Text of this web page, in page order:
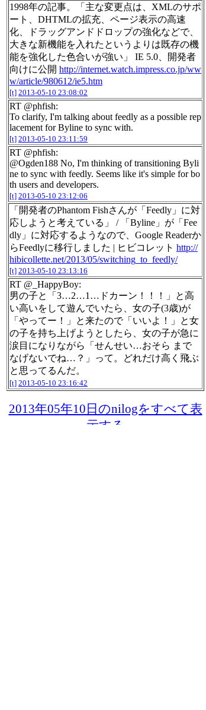
1998年の記事。「主な変更点は、XMLのサポ
ート、DHTMLの拡充、ページ表示の高速
化、ドラッグアンドドロップの強化などで、
大きな新機能を入れたというよりは既存の機
能を強化した色合いが強い」 IE 5.0、開発者
向けに公開 http://internet.watch.impress.co.jp/ww
w/article/980612/ie5.htm
[t] 2013-05-10 23:08:02
RT @phfish:
To clarify, I'm talking about feedly as a possible rep
lacement for Byline to sync with.
[t] 2013-05-10 23:11:59
RT @phfish:
@Ogden188 No, I'm thinking of transitioning Byli
ne to sync with feedly. Seems like it's simple for bo
th users and developers.
[t] 2013-05-10 23:12:06
「開発者のPhantom Fishさんが「Feedly」に対
応しようと考えている」 / 「Byline」が「Fee
dly」に対応するようなので、Google Readerか
らFeedlyに移行しました | ヒビコレット http://
hibicollette.net/2013/05/switching_to_feedly/
[t] 2013-05-10 23:13:16
RT @_HappyBoy:
男の子と「3…2…1…ドカーン！！！」と高
い高いをして遊んでいたら、女の子(3歳)が
「やってー！」と来たので「いいよ！」と女
の子を持ち上げようとしたら、女の子が急に
涙目になりながら「せんせい…おそら まで
なげないでね…？」って。どれだけ高く飛ぶ
と思ってるんだ。
[t] 2013-05-10 23:16:42
2013年05年10日のnilogをすべて表
示する